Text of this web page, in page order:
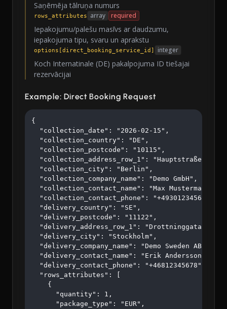
Saņēmēja tālruņa numurs
rows_attributes array required
Iepakojumu/palešu masīvs ar daudzumu,
iepakojuma tipu, svaru un aprakstu
options[direct_booking_service_id] integer
Koch Internatinale (DE) pakalpojuma ID tiešajai
rezervācijai
Example: Direct Booking Request
{
  "collection_date": "2026-02-15",
  "collection_country": "DE",
  "collection_postcode": "10115",
  "collection_address_row_1": "Hauptstraße 123",
  "collection_city": "Berlin",
  "collection_company_name": "Demo GmbH",
  "collection_contact_name": "Max Mustermann",
  "collection_contact_phone": "+4930123456",
  "delivery_country": "SE",
  "delivery_postcode": "11122",
  "delivery_address_row_1": "Drottninggatan 45",
  "delivery_city": "Stockholm",
  "delivery_company_name": "Demo Sweden AB",
  "delivery_contact_name": "Erik Andersson",
  "delivery_contact_phone": "+46812345678",
  "rows_attributes": [
    {
      "quantity": 1,
      "package_type": "EUR",